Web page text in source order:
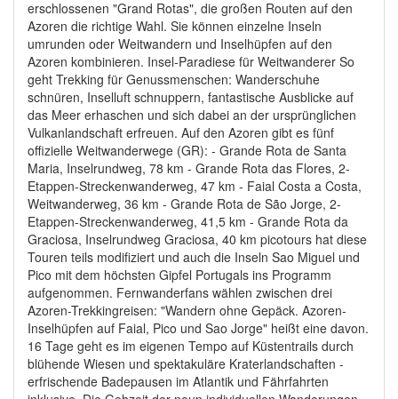
erschlossenen "Grand Rotas", die großen Routen auf den
Azoren die richtige Wahl. Sie können einzelne Inseln
umrunden oder Weitwandern und Inselhüpfen auf den
Azoren kombinieren. Insel-Paradiese für Weitwanderer So
geht Trekking für Genussmenschen: Wanderschuhe
schnüren, Inselluft schnuppern, fantastische Ausblicke auf
das Meer erhaschen und sich dabei an der ursprünglichen
Vulkanlandschaft erfreuen. Auf den Azoren gibt es fünf
offizielle Weitwanderwege (GR): - Grande Rota de Santa
Maria, Inselrundweg, 78 km - Grande Rota das Flores, 2-
Etappen-Streckenwanderweg, 47 km - Faial Costa a Costa,
Weitwanderweg, 36 km - Grande Rota de São Jorge, 2-
Etappen-Streckenwanderweg, 41,5 km - Grande Rota da
Graciosa, Inselrundweg Graciosa, 40 km picotours hat diese
Touren teils modifiziert und auch die Inseln Sao Miguel und
Pico mit dem höchsten Gipfel Portugals ins Programm
aufgenommen. Fernwanderfans wählen zwischen drei
Azoren-Trekkingreisen: "Wandern ohne Gepäck. Azoren-
Inselhüpfen auf Faial, Pico und Sao Jorge" heißt eine davon.
16 Tage geht es im eigenen Tempo auf Küstentrails durch
blühende Wiesen und spektakuläre Kraterlandschaften -
erfrischende Badepausen im Atlantik und Fährfahrten